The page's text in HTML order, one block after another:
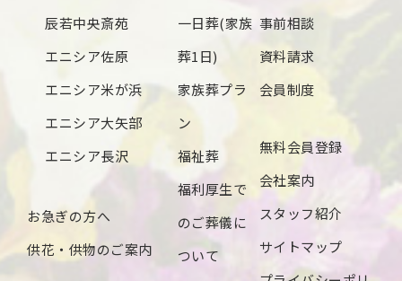
2024年4月
2024年3月
2024年1月
2023年12月
辰若中央斎苑
エニシア佐原
エニシア米が浜
エニシア大矢部
エニシア長沢
お急ぎの方へ
供花・供物のご案内
一日葬(家族
葬1日)
家族葬プラ
ン
福祉葬
福利厚生で
のご葬儀に
ついて
事前相談
資料請求
会員制度
無料会員登録
会社案内
スタッフ紹介
サイトマップ